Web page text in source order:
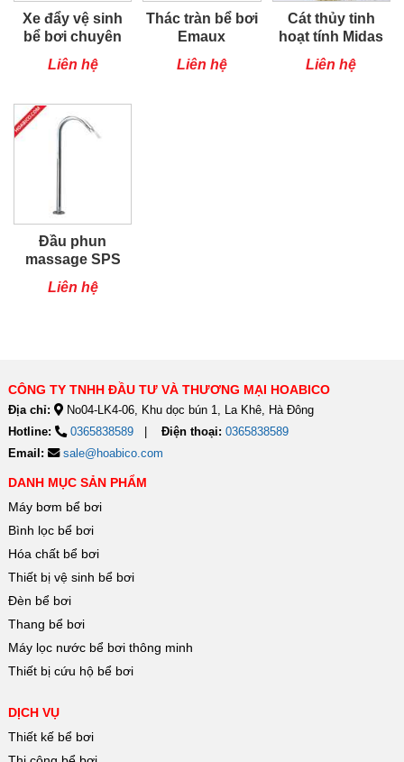
Xe đẩy vệ sinh
bể bơi chuyên
dụng
Liên hệ
Thác tràn bể bơi
Emaux
Liên hệ
Cát thủy tinh
hoạt tính Midas
Liên hệ
Đầu phun
massage SPS
Liên hệ
CÔNG TY TNHH ĐẦU TƯ VÀ THƯƠNG MẠI HOABICO
Địa chỉ:
No04-LK4-06, Khu dọc bún 1, La Khê, Hà Đông
Hotline:
0365838589 Điện thoại: 0365838589
Email:
sale@hoabico.com
DANH MỤC SẢN PHẨM
Máy bơm bể bơi
Bình lọc bể bơi
Hóa chất bể bơi
Thiết bị vệ sinh bể bơi
Đèn bể bơi
Thang bể bơi
Máy lọc nước bể bơi thông minh
Thiết bị cứu hộ bể bơi
DỊCH VỤ
Thiết kế bể bơi